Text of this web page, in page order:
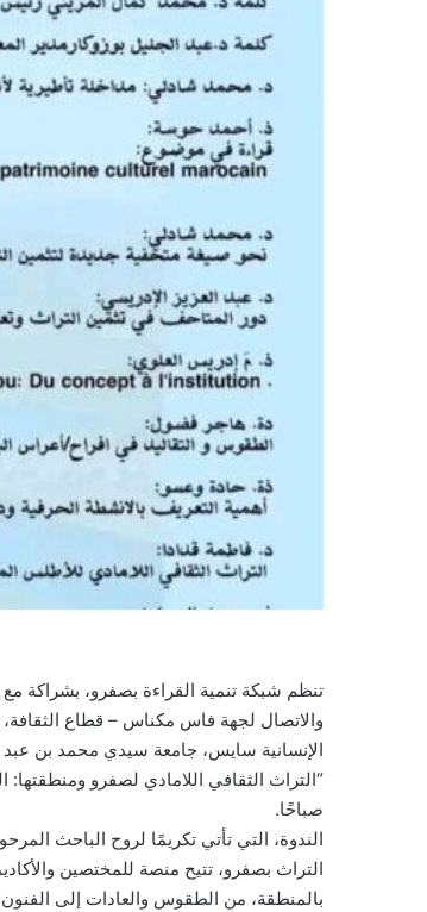
تنظم شبكة تنمية القراءة بصفرو، بشراكة مع
والاتصال لجهة فاس مكناس – قطاع الثقافة،
الإنسانية سايس، جامعة سيدي محمد بن عبد
صباحًا.
الندوة، التي تأتي تكريمًا لروح الباحث
التراث بصفرو، تتيح منصة للمختصين
بالمنطقة، من الطقوس والعادات إلى الفنون